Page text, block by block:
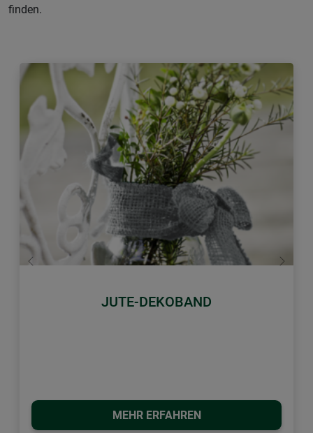
finden.
JUTE-DEKOBAND
MEHR ERFAHREN
Zurück Weiter